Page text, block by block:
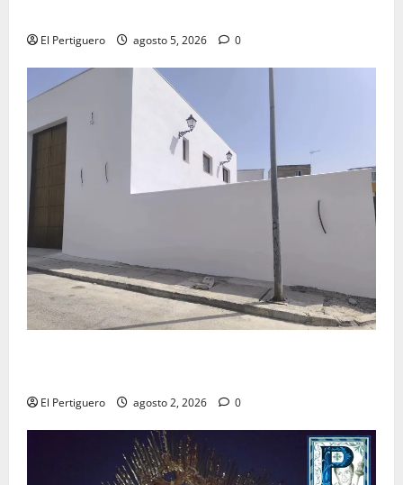
El Pertiguero agosto 5, 2026 0
El Pertiguero agosto 2, 2026 0